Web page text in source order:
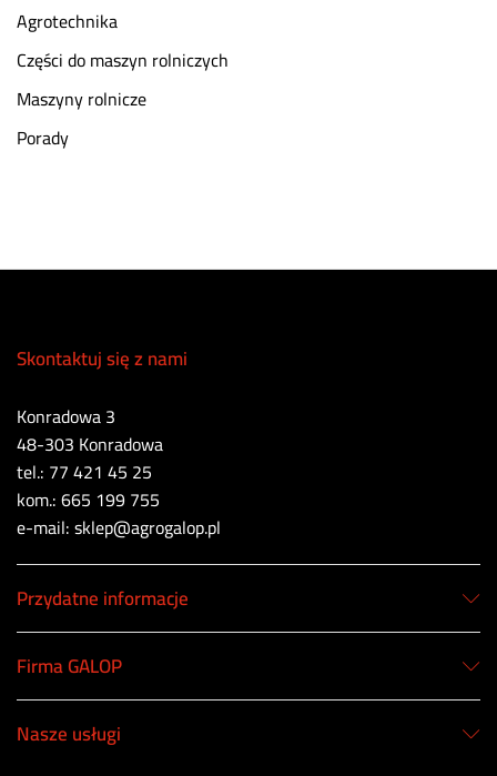
Agrotechnika
Części do maszyn rolniczych
Maszyny rolnicze
Porady
Skontaktuj się z nami
Konradowa 3
48-303 Konradowa
tel.: 77 421 45 25
kom.: 665 199 755
e-mail: sklep@agrogalop.pl
Przydatne informacje
Firma GALOP
Nasze usługi